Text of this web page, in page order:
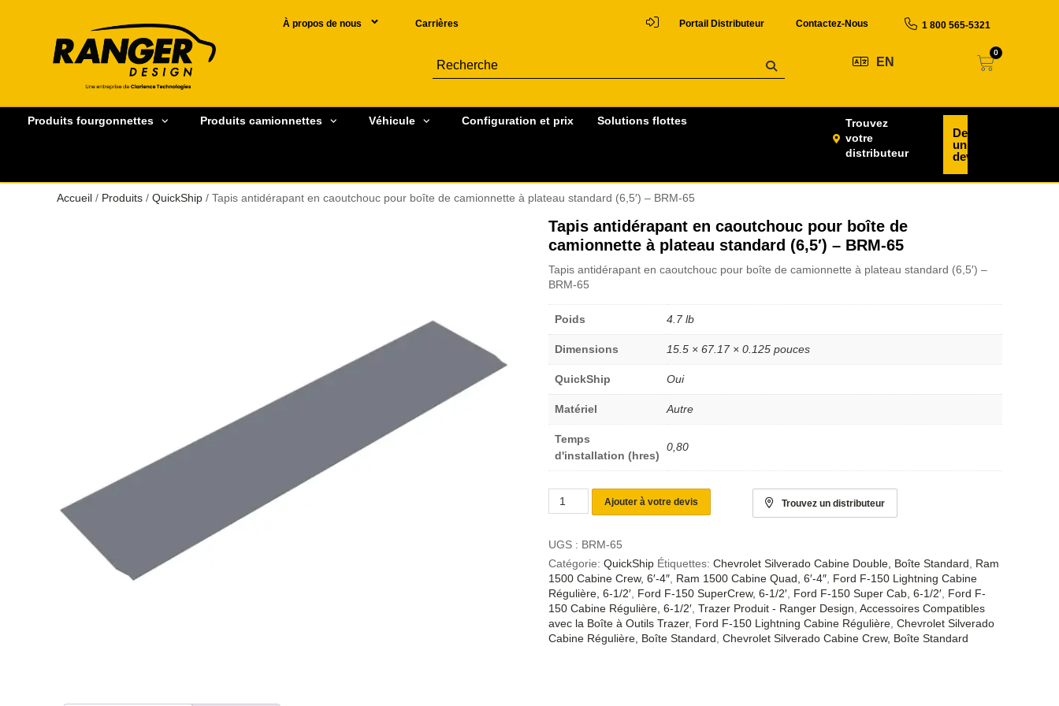
À propos de nous Carrières Portail Distributeur Contactez-Nous 1 800 565-5321
EN
0
Produits fourgonnettes Produits camionnettes Véhicule Configuration et prix Solutions flottes
Trouvez
votre
distributeur
Demander
un
devis
Accueil / Produits / QuickShip / Tapis antidérapant en caoutchouc pour boîte de camionnette à plateau standard (6,5′) – BRM-65
Tapis antidérapant en caoutchouc pour boîte de
camionnette à plateau standard (6,5′) – BRM-65
Tapis antidérapant en caoutchouc pour boîte de camionnette à plateau standard (6,5′) –
BRM-65
Poids 4.7 lb
Dimensions 15.5 × 67.17 × 0.125 pouces
QuickShip Oui
Matériel Autre
Temps
d'installation (hres)
0,80
Ajouter à votre devis Trouvez un distributeur
UGS : BRM-65
Catégorie: QuickShip Étiquettes: Chevrolet Silverado Cabine Double, Boîte Standard
Ram
1500 Cabine Crew, 6′-4″ Ram 1500 Cabine Quad, 6′-4″ Ford F-150 Lightning Cabine
Régulière, 6-1/2′ Ford F-150 SuperCrew, 6-1/2′ Ford F-150 Super Cab, 6-1/2′ Ford F-
150 Cabine Régulière, 6-1/2′ Trazer Produit - Ranger Design Accessoires Compatibles
avec la Boîte à Outils Trazer, Ford F-150 Lightning Cabine Régulière Chevrolet Silverado
Cabine Régulière, Boîte Standard Chevrolet Silverado Cabine Crew, Boîte Standard